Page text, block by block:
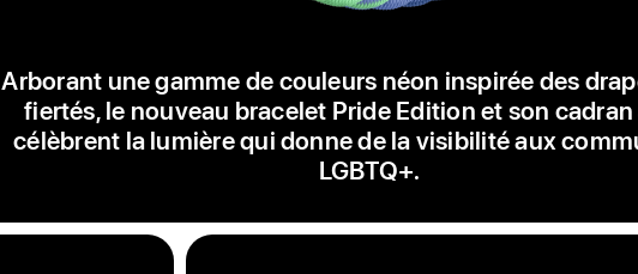
Arborant une gamme de couleurs néon inspirée des
fiertés, le nouveau bracelet Pride Edition et son
célèbrent la lumière qui donne de la visibilité aux
LGBTQ+.